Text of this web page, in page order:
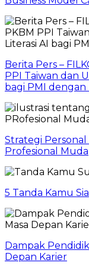
Berita Pers –
PPI Taiwan dan
bagi PMI
Strategi
Profesional Muda
5 Tanda Kamu
Dampak
Depan Karier